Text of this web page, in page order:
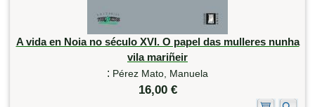
A vida en Noia no século XVI. O papel das mulleres nunha
vila mariñeir
: Pérez Mato, Manuela
16,00 €